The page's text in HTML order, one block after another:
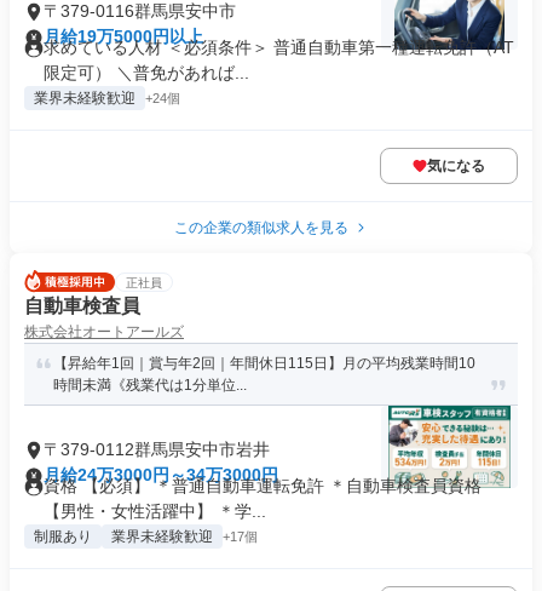
〒379-0116群馬県安中市
月給19万5000円以上
求めている人材 ＜必須条件＞ 普通自動車第一種運転免許（AT
限定可） ＼普免があれば...
業界未経験歓迎 +24個
気になる
この企業の類似求人を見る
正社員
自動車検査員
株式会社オートアールズ
【昇給年1回｜賞与年2回｜年間休日115日】月の平均残業時間10
時間未満《残業代は1分単位...
〒379-0112群馬県安中市岩井
月給24万3000円～34万3000円
資格 【必須】 ＊普通自動車運転免許 ＊自動車検査員資格
【男性・女性活躍中】 ＊学...
制服あり 業界未経験歓迎 +17個